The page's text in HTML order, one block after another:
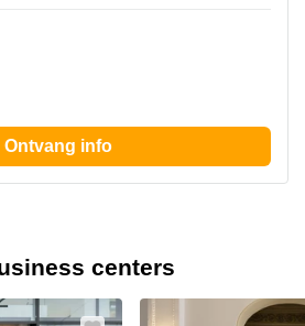
Ontvang info
centers